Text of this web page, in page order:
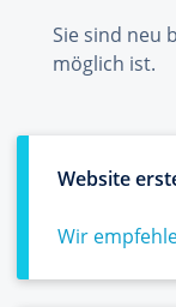
Sie sind neu
möglich ist.
Website
Wir